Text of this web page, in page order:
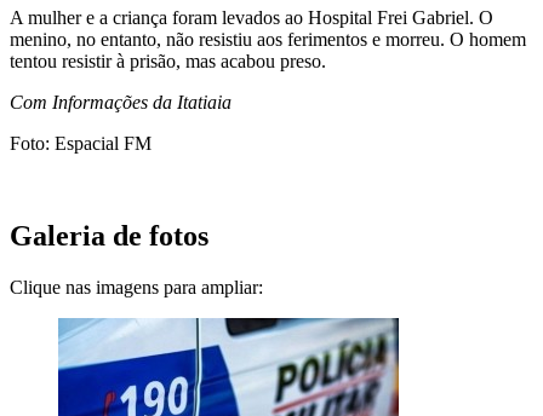
A mulher e a criança foram levados ao Hospital Frei Gabriel. O
menino, no entanto, não resistiu aos ferimentos e morreu. O homem
tentou resistir à prisão, mas acabou preso.
Com Informações da Itatiaia
Foto: Espacial FM
Galeria de fotos
Clique nas imagens para ampliar: